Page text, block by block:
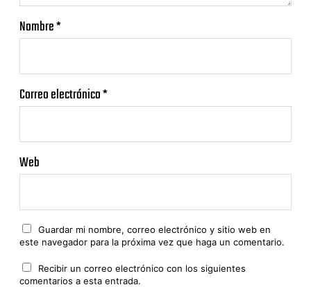
Nombre*
Correo electrónico*
Web
Guardar mi nombre, correo electrónico y sitio web en
este navegador para la próxima vez que haga un comentario.
Recibir un correo electrónico con los siguientes
comentarios a esta entrada.